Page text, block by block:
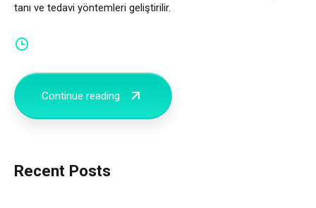
tanı ve tedavi yöntemleri geliştirilir.
Continue reading
Recent Posts